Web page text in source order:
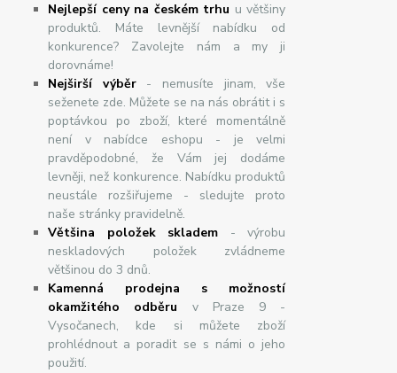
Nejlepší ceny na českém trhu u většiny
produktů. Máte levnější nabídku od
konkurence? Zavolejte nám a my ji
dorovnáme!
Nejširšívýběr- nemusíte jinam, vše
seženete zde. Můžete se na nás obrátit i s
poptávkou po zboží, které momentálně
není v nabídce eshopu - je velmi
pravděpodobné, že Vám jej dodáme
levněji, než konkurence. Nabídku produktů
neustále rozšiřujeme - sledujte proto
naše stránky pravidelně.
Většina položek skladem - výrobu
neskladových položek zvládneme
většinou do 3 dnů.
Kamenná prodejna s možností
okamžitého odběru v Praze 9 -
Vysočanech, kde si můžete zboží
prohlédnout a poradit se s námi o jeho
použití.